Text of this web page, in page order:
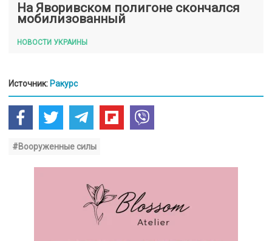
На Яворивском полигоне скончался
мобилизованный
НОВОСТИ УКРАИНЫ
Источник: Ракурс
#Вооруженные силы